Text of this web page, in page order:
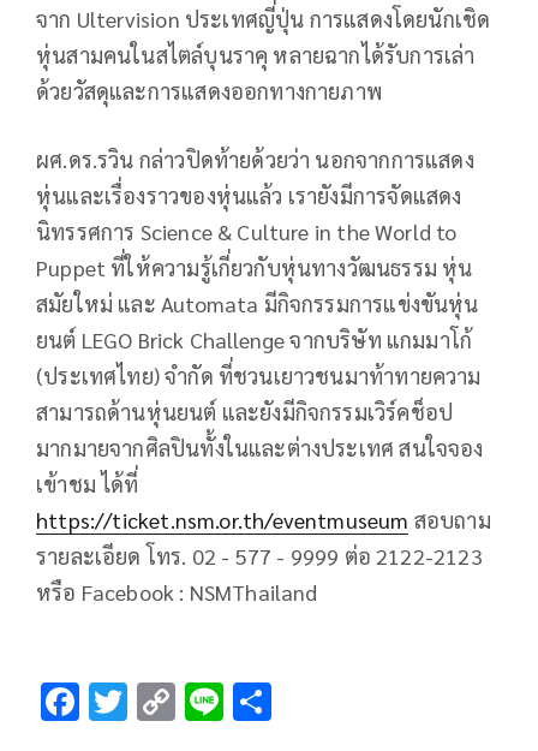
จาก Ultervision ประเทศญี่ปุ่น การแสดงโดยนักเชิด
หุ่นสามคนในสไตล์บุนราคุ หลายฉากได้รับการเล่า
ด้วยวัสดุและการแสดงออกทางกายภาพ
ผศ.ดร.รวิน กล่าวปิดท้ายด้วยว่า นอกจากการแสดง
หุ่นและเรื่องราวของหุ่นแล้ว เรายังมีการจัดแสดง
นิทรรศการ Science & Culture in the World to
Puppet ที่ให้ความรู้เกี่ยวกับหุ่นทางวัฒนธรรม หุ่น
สมัยใหม่ และ Automata มีกิจกรรมการแข่งขันหุ่น
ยนต์ LEGO Brick Challenge จากบริษัท แกมมาโก้
(ประเทศไทย) จำกัด ที่ชวนเยาวชนมาท้าทายความ
สามารถด้านหุ่นยนต์ และยังมีกิจกรรมเวิร์คช็อป
มากมายจากศิลปินทั้งในและต่างประเทศ สนใจจอง
เข้าชม ได้ที่
https://ticket.nsm.or.th/eventmuseum สอบถาม
รายละเอียด โทร. 02 - 577 - 9999 ต่อ 2122-2123
หรือ Facebook : NSMThailand
F T C Li